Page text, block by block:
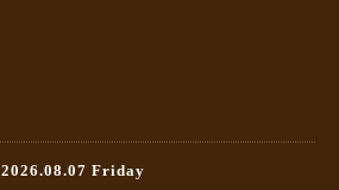
2026.08.07 Friday